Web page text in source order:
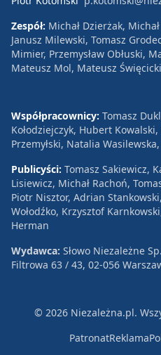
Zespół: Michał Dzierżak,
Janusz Milewski, Tomasz
Mimier, Przemysław Obłuski,
Mateusz Mol, Mateusz Święcicki
Współpracownicy: Tomasz
Kołodziejczyk, Hubert
Przemyłski, Natalia
Publicyści: Tomasz Sakiewicz,
Lisiewicz, Michał Rachoń,
Piotr Nisztor, Adrian
Wołodźko, Krzysztof
Herman
Wydawca: Słowo Niezależne
Filtrowa 63 / 43, 02-056
© 2026 Niezależna.pl.
PatronatReklama